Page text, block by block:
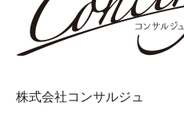
株式会社コンサルジュ